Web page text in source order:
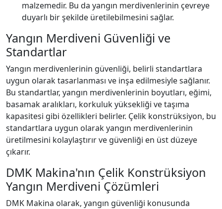
malzemedir. Bu da yangın merdivenlerinin çevreye
duyarlı bir şekilde üretilebilmesini sağlar.
Yangın Merdiveni Güvenliği ve
Standartlar
Yangın merdivenlerinin güvenliği, belirli standartlara
uygun olarak tasarlanması ve inşa edilmesiyle sağlanır.
Bu standartlar, yangın merdivenlerinin boyutları, eğimi,
basamak aralıkları, korkuluk yüksekliği ve taşıma
kapasitesi gibi özellikleri belirler. Çelik konstrüksiyon, bu
standartlara uygun olarak yangın merdivenlerinin
üretilmesini kolaylaştırır ve güvenliği en üst düzeye
çıkarır.
DMK Makina'nın Çelik Konstrüksiyon
Yangın Merdiveni Çözümleri
DMK Makina olarak, yangın güvenliği konusunda